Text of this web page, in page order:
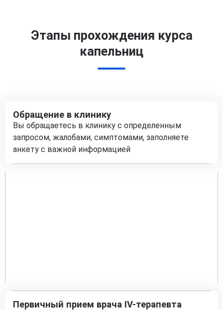
Этапы прохождения курса
капельниц
Обращение в клинику
Вы обращаетесь в клинику с определенным
запросом, жалобами, симптомами, заполняете
анкету с важной информацией
Первичный прием врача IV-терапевта